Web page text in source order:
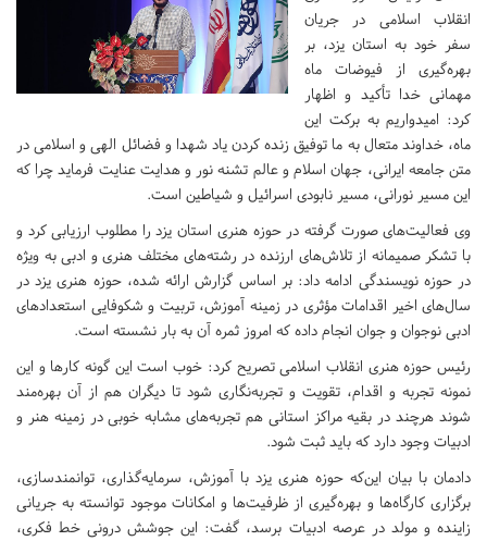
انقلاب اسلامی در جریان
سفر خود به استان یزد، بر
بهره‌گیری از فیوضات ماه
مهمانی خدا تأکید و اظهار
کرد: امیدواریم به برکت این
ماه، خداوند متعال به ما توفیق زنده کردن یاد شهدا و فضائل الهی و اسلامی در
متن جامعه ایرانی، جهان اسلام و عالم تشنه نور و هدایت عنایت فرماید چرا که
این مسیر نورانی، مسیر نابودی اسرائیل و شیاطین است.
وی فعالیت‌های صورت گرفته در حوزه هنری استان یزد را مطلوب ارزیابی کرد و
با تشکر صمیمانه از تلاش‌های ارزنده در رشته‌های مختلف هنری و ادبی به ویژه
در حوزه نویسندگی ادامه داد: بر اساس گزارش ارائه شده، حوزه هنری یزد در
سال‌های اخیر اقدامات مؤثری در زمینه آموزش، تربیت و شکوفایی استعدادهای
ادبی نوجوان و جوان انجام داده که امروز ثمره آن به بار نشسته است.
رئیس حوزه هنری انقلاب اسلامی تصریح کرد: خوب است این گونه کارها و این
نمونه تجربه و اقدام، تقویت و تجربه‌نگاری شود تا دیگران هم از آن بهره‌مند
شوند هرچند در بقیه مراکز استانی هم تجربه‌های مشابه خوبی در زمینه هنر و
ادبیات وجود دارد که باید ثبت شود.
دادمان با بیان این‌که حوزه هنری یزد با آموزش، سرمایه‌گذاری، توانمندسازی،
برگزاری کارگاه‌‌ها و بهره‌گیری از ظرفیت‌ها و امکانات موجود توانسته به جریانی
زاینده و مولد در عرصه ادبیات برسد، گفت: این جوشش درونی خط فکری،